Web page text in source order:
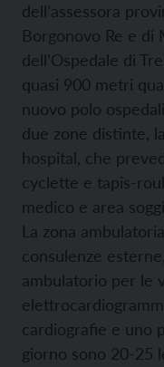
dell’assessora
Borgonovo Re e
dell’Ospedale di
quasi 900 metri
nuovo polo
due zone distinte,
hospital, che
cyclette e tapis-
medico e area
La zona
consulenze
ambulatorio per le
cardiografie e uno
giorno sono 20-25